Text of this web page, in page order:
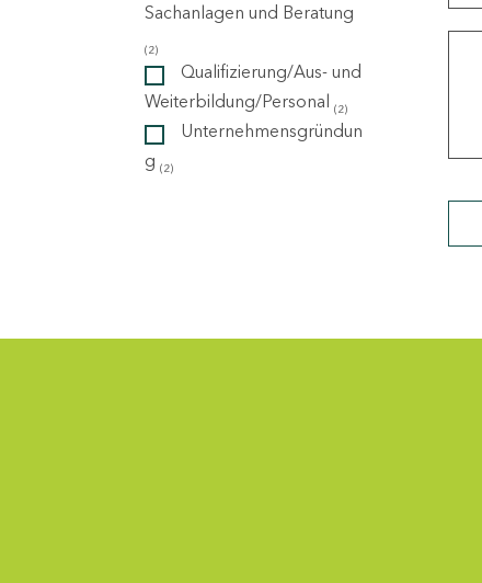
Sachanlagen und Beratung
(2)
Qualifizierung/Aus- und
Weiterbildung/Personal (2)
Unternehmensgründun
g (2)